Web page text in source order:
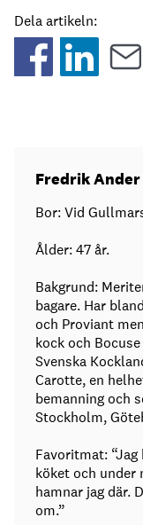
Dela artikeln:
Fredrik Ander
Bor: Vid
Ålder: 47 år.
Bakgrund:
bagare. Har
och Proviant
kock och
Svenska
Carotte, en
bemanning och
Stockholm,
Favoritmat:
köket och under
hamnar jag där.
om.”